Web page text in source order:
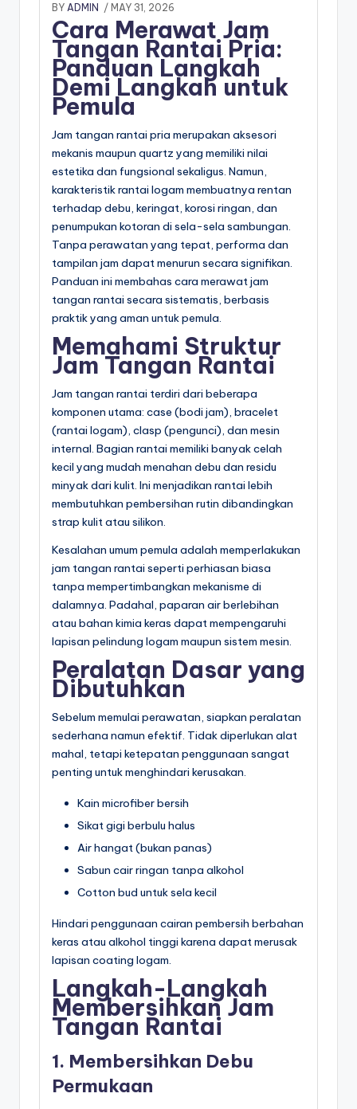
BY ADMIN / MAY 31, 2026
Cara Merawat Jam
Tangan Rantai Pria:
Panduan Langkah
Demi Langkah untuk
Pemula
Jam tangan rantai pria merupakan aksesori
mekanis maupun quartz yang memiliki nilai
estetika dan fungsional sekaligus. Namun,
karakteristik rantai logam membuatnya rentan
terhadap debu, keringat, korosi ringan, dan
penumpukan kotoran di sela-sela sambungan.
Tanpa perawatan yang tepat, performa dan
tampilan jam dapat menurun secara signifikan.
Panduan ini membahas cara merawat jam
tangan rantai secara sistematis, berbasis
praktik yang aman untuk pemula.
Memahami Struktur
Jam Tangan Rantai
Jam tangan rantai terdiri dari beberapa
komponen utama: case (bodi jam), bracelet
(rantai logam), clasp (pengunci), dan mesin
internal. Bagian rantai memiliki banyak celah
kecil yang mudah menahan debu dan residu
minyak dari kulit. Ini menjadikan rantai lebih
membutuhkan pembersihan rutin dibandingkan
strap kulit atau silikon.
Kesalahan umum pemula adalah memperlakukan
jam tangan rantai seperti perhiasan biasa
tanpa mempertimbangkan mekanisme di
dalamnya. Padahal, paparan air berlebihan
atau bahan kimia keras dapat mempengaruhi
lapisan pelindung logam maupun sistem mesin.
Peralatan Dasar yang
Dibutuhkan
Sebelum memulai perawatan, siapkan peralatan
sederhana namun efektif. Tidak diperlukan alat
mahal, tetapi ketepatan penggunaan sangat
penting untuk menghindari kerusakan.
Kain microfiber bersih
Sikat gigi berbulu halus
Air hangat (bukan panas)
Sabun cair ringan tanpa alkohol
Cotton bud untuk sela kecil
Hindari penggunaan cairan pembersih berbahan
keras atau alkohol tinggi karena dapat merusak
lapisan coating logam.
Langkah-Langkah
Membersihkan Jam
Tangan Rantai
1. Membersihkan Debu
Permukaan